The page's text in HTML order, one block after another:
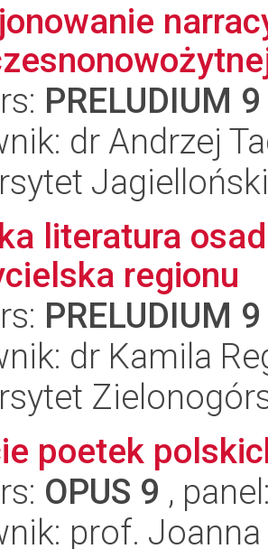
PRELUDIUM 9
dr Andrzej
literatura
regionu
PRELUDIUM 9
dr Kamila
poetek
OPUS 9 ,
prof.